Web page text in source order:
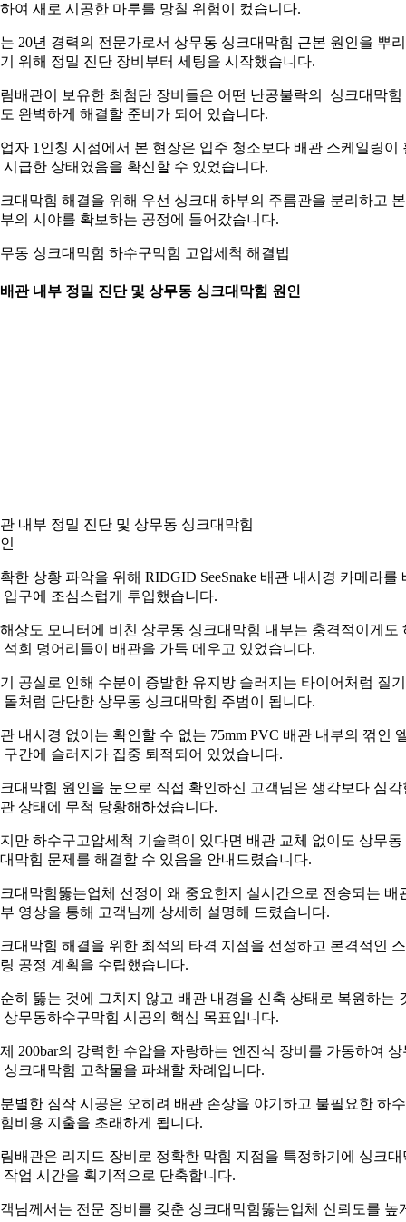
여 새로 시공한 마루를 망칠 위험이 컸습니다.
20년 경력의 전문가로서 상무동 싱크대막힘 근본 원인을 뿌리
위해 정밀 진단 장비부터 세팅을 시작했습니다.
배관이 보유한 최첨단 장비들은 어떤 난공불락의 싱크대막힘
완벽하게 해결할 준비가 되어 있습니다.
자 1인칭 시점에서 본 현장은 입주 청소보다 배관 스케일링이
시급한 상태였음을 확신할 수 있었습니다.
대막힘 해결을 위해 우선 싱크대 하부의 주름관을 분리하고
의 시야를 확보하는 공정에 들어갔습니다.
동 싱크대막힘 하수구막힘 고압세척 해결법
관 내부 정밀 진단 및 상무동 싱크대막힘 원인
내부 정밀 진단 및 상무동 싱크대막힘
한 상황 파악을 위해 RIDGID SeeSnake 배관 내시경 카메라를
입구에 조심스럽게 투입했습니다.
상도 모니터에 비친 상무동 싱크대막힘 내부는 충격적이게도
석회 덩어리들이 배관을 가득 메우고 있었습니다.
공실로 인해 수분이 증발한 유지방 슬러지는 타이어처럼 질
돌처럼 단단한 상무동 싱크대막힘 주범이 됩니다.
내시경 없이는 확인할 수 없는 75mm PVC 배관 내부의 꺾인
구간에 슬러지가 집중 퇴적되어 있었습니다.
대막힘 원인을 눈으로 직접 확인하신 고객님은 생각보다 심각
상태에 무척 당황해하셨습니다.
만 하수구고압세척 기술력이 있다면 배관 교체 없이도 상무동
막힘 문제를 해결할 수 있음을 안내드렸습니다.
대막힘뚫는업체 선정이 왜 중요한지 실시간으로 전송되는 배
영상을 통해 고객님께 상세히 설명해 드렸습니다.
대막힘 해결을 위한 최적의 타격 지점을 선정하고 본격적인
공정 계획을 수립했습니다.
히 뚫는 것에 그치지 않고 배관 내경을 신축 상태로 복원하는
상무동하수구막힘 시공의 핵심 목표입니다.
200bar의 강력한 수압을 자랑하는 엔진식 장비를 가동하여 상
싱크대막힘 고착물을 파쇄할 차례입니다.
별한 짐작 시공은 오히려 배관 손상을 야기하고 불필요한 하
비용 지출을 초래하게 됩니다.
배관은 리지드 장비로 정확한 막힘 지점을 특정하기에 싱크대
작업 시간을 획기적으로 단축합니다.
님께서는 전문 장비를 갖춘 싱크대막힘뚫는업체 신뢰도를 높